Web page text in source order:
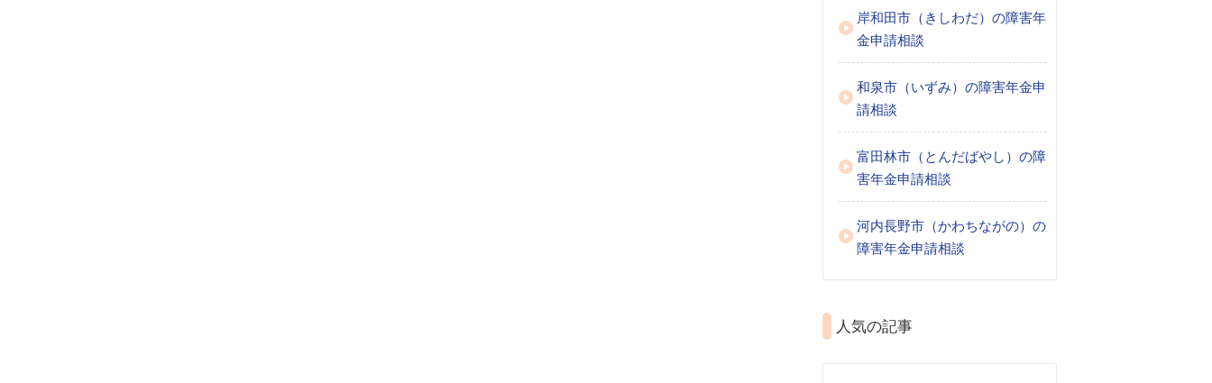
岸和田市（きしわだ）の障害年
金申請相談
和泉市（いずみ）の障害年金申
請相談
富田林市（とんだばやし）の障
害年金申請相談
河内長野市（かわちながの）の
障害年金申請相談
人気の記事